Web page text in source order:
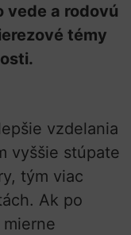
vede a rodovú
témy
vzdelania
vyššie stúpate
tým viac
Ak po